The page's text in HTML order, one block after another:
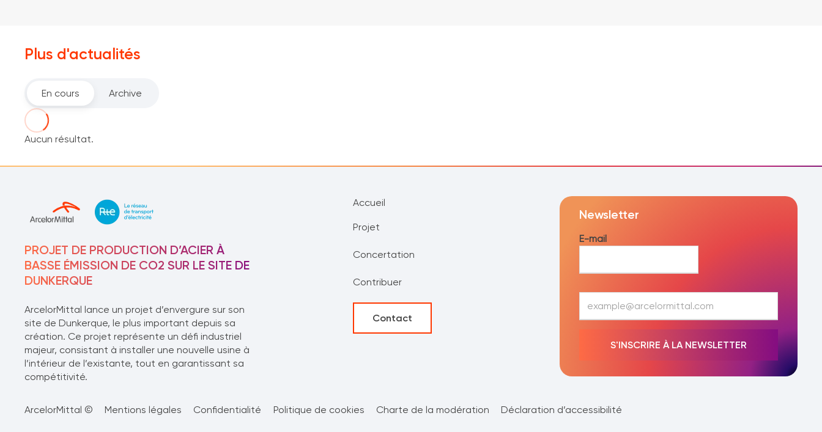
Plus d'actualités
En cours Archive
Aucun résultat.
PROJET DE PRODUCTION D’ACIER À
BASSE ÉMISSION DE CO2 SUR LE SITE DE
DUNKERQUE
ArcelorMittal lance un projet d’envergure sur son
site de Dunkerque, le plus important depuis sa
création. Ce projet représente un défi industriel
majeur, consistant à installer une nouvelle usine à
l’intérieur de l’existante, tout en garantissant sa
compétitivité.
Accueil
Projet
Concertation
Contribuer
Contact
Newsletter
E-mail
*
S'INSCRIRE À LA NEWSLETTER
ArcelorMittal © Mentions légales Confidentialité Politique de cookies Charte de la modération Déclaration d’accessibilité